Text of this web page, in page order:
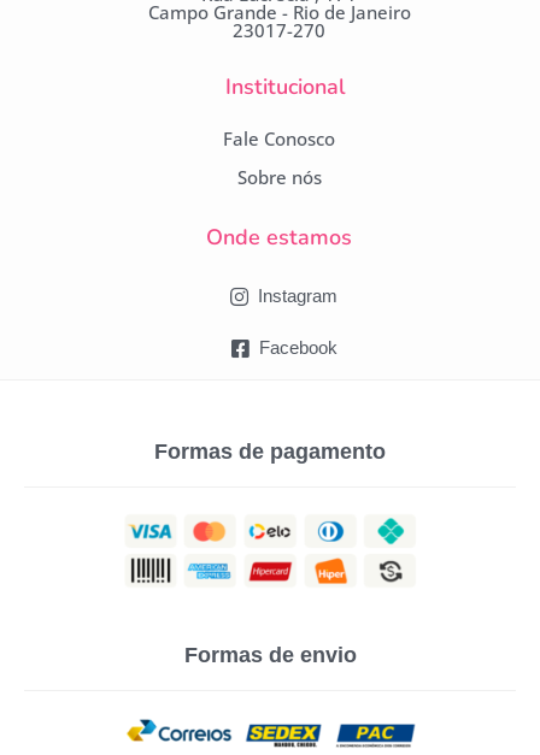
Campo Grande - Rio de Janeiro
23017-270
Institucional
Fale Conosco
Sobre nós
Onde estamos
Instagram
Facebook
Formas de pagamento
Formas de envio